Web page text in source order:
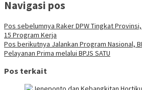
Navigasi pos
Pos sebelumnya Raker DPW Tingkat
15 Program Kerja
Pos berikutnya Jalankan Program Nasional,
Pelayanan Prima melalui BPJS SATU
Pos terkait